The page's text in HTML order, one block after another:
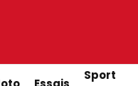
Sport